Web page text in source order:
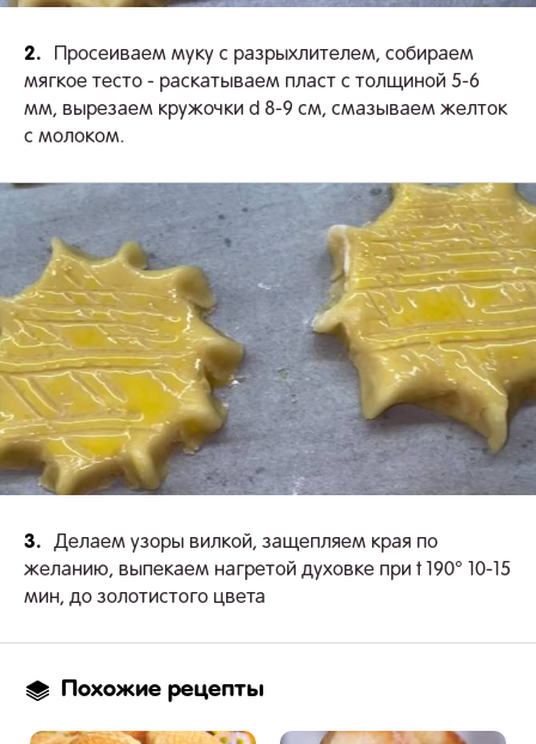
2.
Просеиваем муку с разрыхлителем, собираем
мягкое тесто - раскатываем пласт с толщиной 5-6
мм, вырезаем кружочки d 8-9 см, смазываем желток
с молоком.
3.
Делаем узоры вилкой, защепляем края по
желанию, выпекаем нагретой духовке при t 190° 10-15
мин, до золотистого цвета
Похожие рецепты